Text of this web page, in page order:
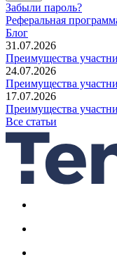
Забыли пароль?
Реферальная
Блог
31.07.2026
Преимущества
24.07.2026
Преимущества
17.07.2026
Преимущества
Все статьи